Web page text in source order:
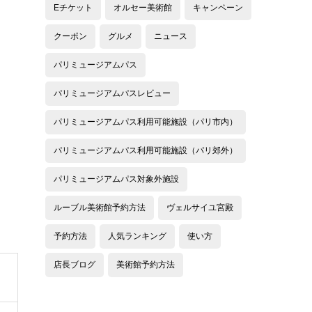
Eチケット オルセー美術館 キャンペーン
クーポン グルメ ニュース
パリミュージアムパス
パリミュージアムパスレビュー
パリミュージアムパス利用可能施設（パリ市内）
パリミュージアムパス利用可能施設（パリ郊外）
パリミュージアムパス対象外施設
ルーブル美術館予約方法 ヴェルサイユ宮殿
予約方法 人気ランキング 使い方
店長ブログ 美術館予約方法